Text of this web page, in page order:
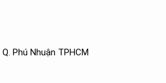
Phú Nhuận TPHCM